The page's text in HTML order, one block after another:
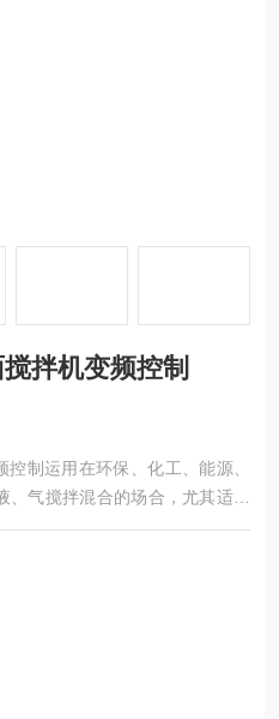
拌机变频控制
制运用在环保、化工、能源、
气搅拌混合的场合，尤其适用
节池、厌氧池、硝化和反硝化